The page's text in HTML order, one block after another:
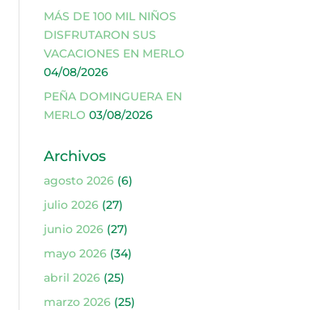
MÁS DE 100 MIL NIÑOS
DISFRUTARON SUS
VACACIONES EN MERLO
04/08/2026
PEÑA DOMINGUERA EN
MERLO 03/08/2026
Archivos
agosto 2026(6)
julio 2026(27)
junio 2026(27)
mayo 2026(34)
abril 2026(25)
marzo 2026(25)